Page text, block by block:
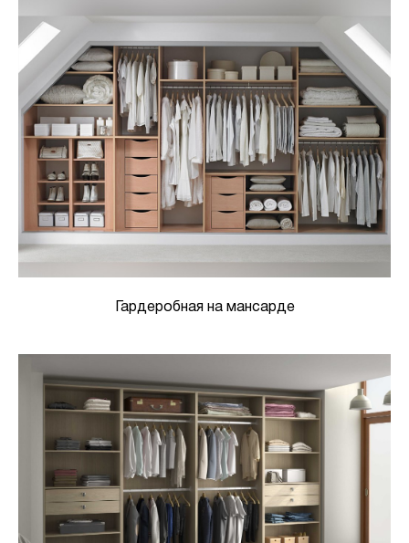
Гардеробная на мансарде